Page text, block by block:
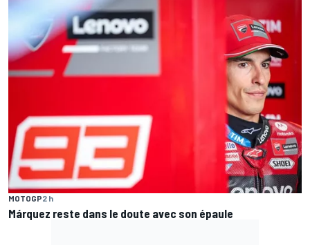
MOTOGP2 h
Márquez reste dans le doute avec son épaule